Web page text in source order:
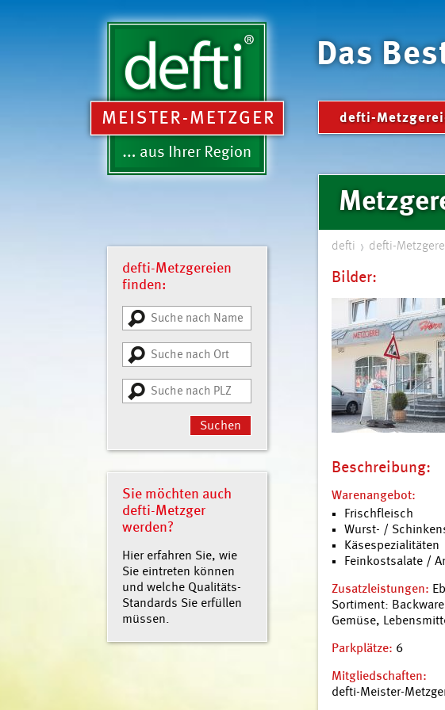
Das
überspringen
defti-
defti defti-
Bilder:
Beschreibung:
Warenangebot:
Frischfleisch
Wurst- /
Käsespezialitäten
Feinkostsalate /
Zusatzleistungen:
Sortiment:
Gemüse,
Parkplätze: 6
Mitgliedschaften:
defti-Meister-
defti-Metzgereien
finden:
Suchen
Sie möchten auch
defti-Metzger
werden?
Hier erfahren Sie, wie
Sie eintreten können
und welche Qualitäts-
Standards Sie erfüllen
müssen.